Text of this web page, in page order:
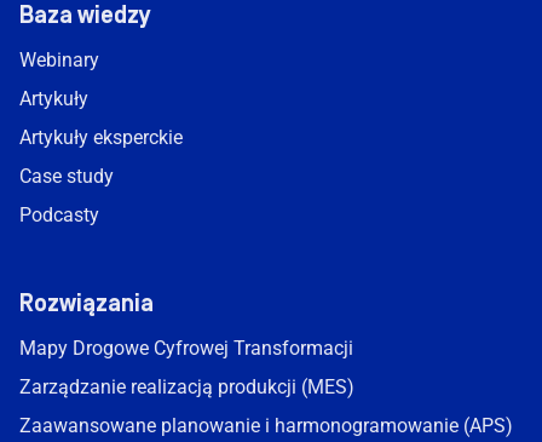
Baza wiedzy
Webinary
Artykuły
Artykuły eksperckie
Case study
Podcasty
Rozwiązania
Mapy Drogowe Cyfrowej Transformacji
Zarządzanie realizacją produkcji (MES)
Zaawansowane planowanie i harmonogramowanie (APS)